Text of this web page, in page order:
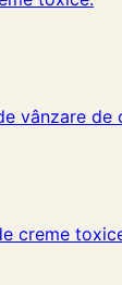
vânzare de
creme